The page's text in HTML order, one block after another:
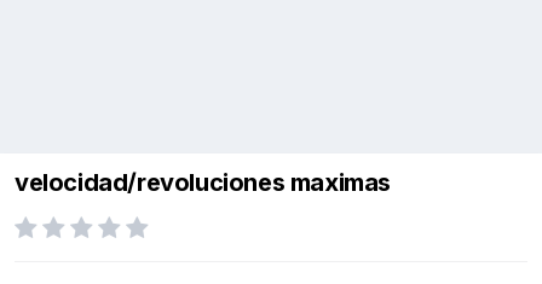
velocidad/revoluciones maximas